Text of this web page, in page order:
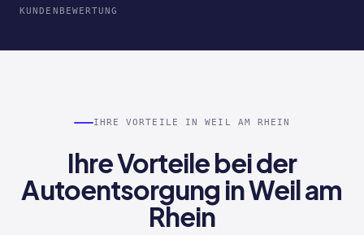
KUNDENBEWERTUNG
IHRE VORTEILE IN WEIL AM RHEIN
Ihre Vorteile bei der
Autoentsorgung in Weil am
Rhein